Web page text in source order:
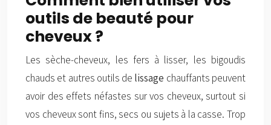
outils de beauté pour
cheveux ?
Les sèche-cheveux, les fers à lisser, les bigoudis
chauds et autres outils de lissage chauffants peuvent
avoir des effets néfastes sur vos cheveux, surtout si
vos cheveux sont fins, secs ou sujets à la casse. Trop